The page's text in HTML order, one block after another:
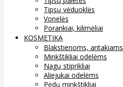
Tipsų vėduoklės
Vonelės
Porankiai, kilimėliai
KOSMETIKA
Blakstienoms, antakiams
Minkštikliai odelėms
Nagų stiprikliai
Aliejukai odelėms
Pėdų minkštikliai